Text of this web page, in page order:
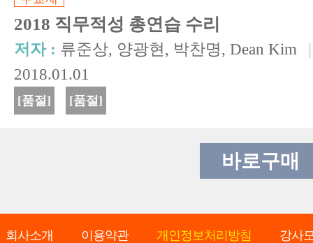
2018 직무적성 총연습 수리
저자 : 류준상, 양광현, 박찬명, Dean Kim
|
2018.01.01
[품절] [품절]
바로구매
회사소개 이용약관 개인정보처리방침
강사